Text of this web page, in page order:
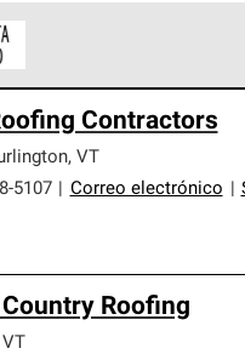
estándares y requisitos
Contractors
, VT
5107
Correo electrónico
Roofing
VT